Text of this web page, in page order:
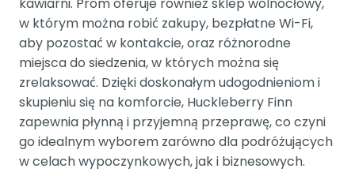
w którym można robić zakupy, bezpłatne Wi-Fi,
aby pozostać w kontakcie, oraz różnorodne
miejsca do siedzenia, w których można się
zrelaksować. Dzięki doskonałym udogodnieniom i
skupieniu się na komforcie, Huckleberry Finn
zapewnia płynną i przyjemną przeprawę, co czyni
go idealnym wyborem zarówno dla podróżujących
w celach wypoczynkowych, jak i biznesowych.